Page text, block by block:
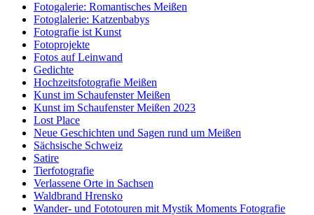
Fotogalerie: Romantisches Meißen
Fotoglalerie: Katzenbabys
Fotografie ist Kunst
Fotoprojekte
Fotos auf Leinwand
Gedichte
Hochzeitsfotografie Meißen
Kunst im Schaufenster Meißen
Kunst im Schaufenster Meißen 2023
Lost Place
Neue Geschichten und Sagen rund um Meißen
Sächsische Schweiz
Satire
Tierfotografie
Verlassene Orte in Sachsen
Waldbrand Hrensko
Wander- und Fototouren mit Mystik Moments Fotografie